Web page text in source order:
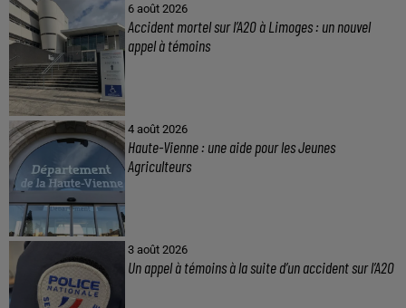
6 août 2026
Accident mortel sur l’A20 à Limoges : un nouvel
appel à témoins
4 août 2026
Haute-Vienne : une aide pour les Jeunes
Agriculteurs
3 août 2026
Un appel à témoins à la suite d’un accident sur l’A20